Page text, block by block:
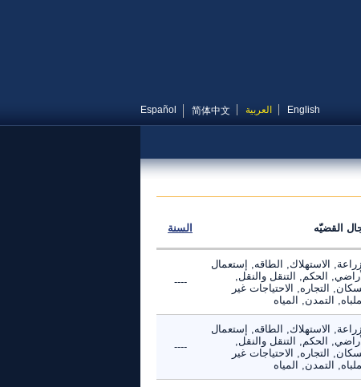
English العربية 简体中文
Español
القضيّه السنة
الاستهلاك, الطاقه, إستعمال
الحكم, التنقل والنقل,
التجاره, الاحتياجات غير
التمدن, المياه
----
الاستهلاك, الطاقه, إستعمال
الحكم, التنقل والنقل,
التجاره, الاحتياجات غير
التمدن, المياه
----